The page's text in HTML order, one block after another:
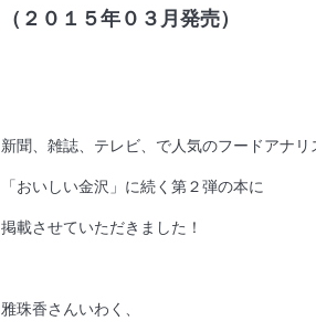
（２０１５年０３月発売）
新聞、雑誌、テレビ、で人気のフードアナリ
「おいしい金沢」に続く第２弾の本に
掲載させていただきました！
雅珠香さんいわく、